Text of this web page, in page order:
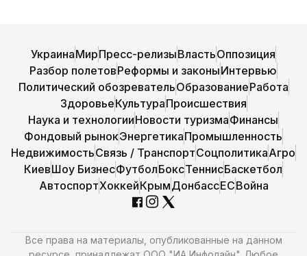
УкраинаМирПресс-релизыВластьОппозиция
Разбор полетовРеформы и законыИнтервью
Политический обозревательОбразованиеРабота
ЗдоровьеКультураПроисшествия
Наука и технологииНовости туризмаФинансы
Фондовый рынокЭнергетикаПромышленность
НедвижимостьСвязь / ТранспортСоцполитикаАгро
КиевШоу БизнесФутболБоксТеннисБаскетбол
АвтоспортХоккейКрымДонбассЕСВойна
Все права на материалы, опубликованные на данном